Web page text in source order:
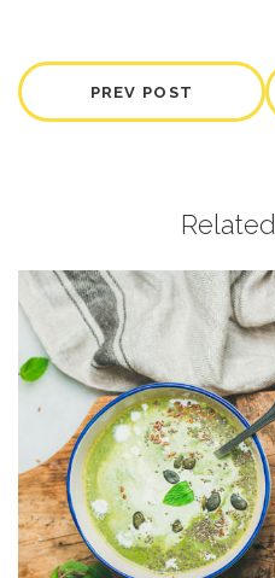
PREV POST
Related